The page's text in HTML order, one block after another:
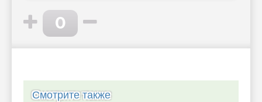
0
Смотрите также